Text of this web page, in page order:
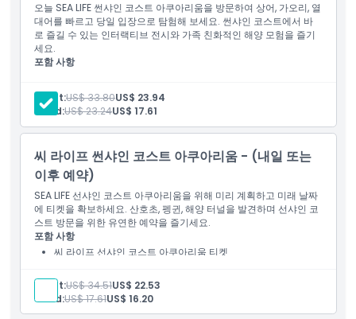
포함 사항
아동 성인 정책
운영 시간
알아야 할 사항
위치
가는 방법
취소 정책
오늘 SEA LIFE 썬샤인 코스트 아쿠아리움을 방문하여 상어, 가오리, 열
대어를 빠르고 당일 입장으로 탐험해 보세요. 썬샤인 코스트에서 바
로 즐길 수 있는 인터랙티브 전시와 가족 친화적인 해양 모험을 즐기
세요.
포함 사항
당일 방문 가능.
Adult:US$ 33.80US$ 23.94
Child:US$ 23.24US$ 17.61
씨 라이프 썬샤인 코스트 아쿠아리움 - (내일 또는
이후 예약)
SEA LIFE 선샤인 코스트 아쿠아리움을 위해 미리 계획하고 미래 날짜
에 티켓을 확보하세요. 산호초, 펭귄, 해양 터널을 발견하며 선샤인 코
스트 방문을 위한 유연한 예약을 즐기세요.
포함 사항
씨 라이프 선샤인 코스트 아쿠아리움 티켓
Adult:US$ 34.51US$ 22.53
Child:US$ 17.61US$ 16.20